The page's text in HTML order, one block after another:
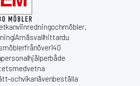
kan vi inredning och möbler.
i Arnäsvall hittar du
från över 140
hjälper både
och vi kan även beställa